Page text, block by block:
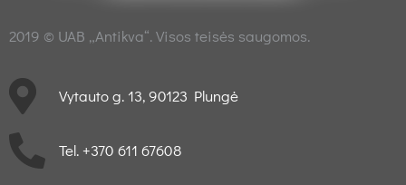
2019 © UAB „Antikva“. Visos teisės saugomos.
Vytauto g. 13, 90123 Plungė
Tel. +370 611 67608